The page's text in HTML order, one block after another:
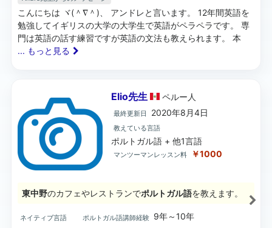
こんにちは ヾ(＾∇＾)、 アンドレと言います。 12年間英語を
勉強してイギリスの大学の大学生で英語がペラペラです。 専
門は英語の話す練習ですが英語の文法も教えられます。 本
... もっと見る
Elio先生 ペルー 人
最終更新日 2020年8月4日
教えている言語
ポルトガル語 + 他1言語
マンツーマンレッスン料 ￥1000
東中野のカフェやレストランでポルトガル語を教えます。
ネイティブ言語 ポルトガル語講師経験
9年～10年